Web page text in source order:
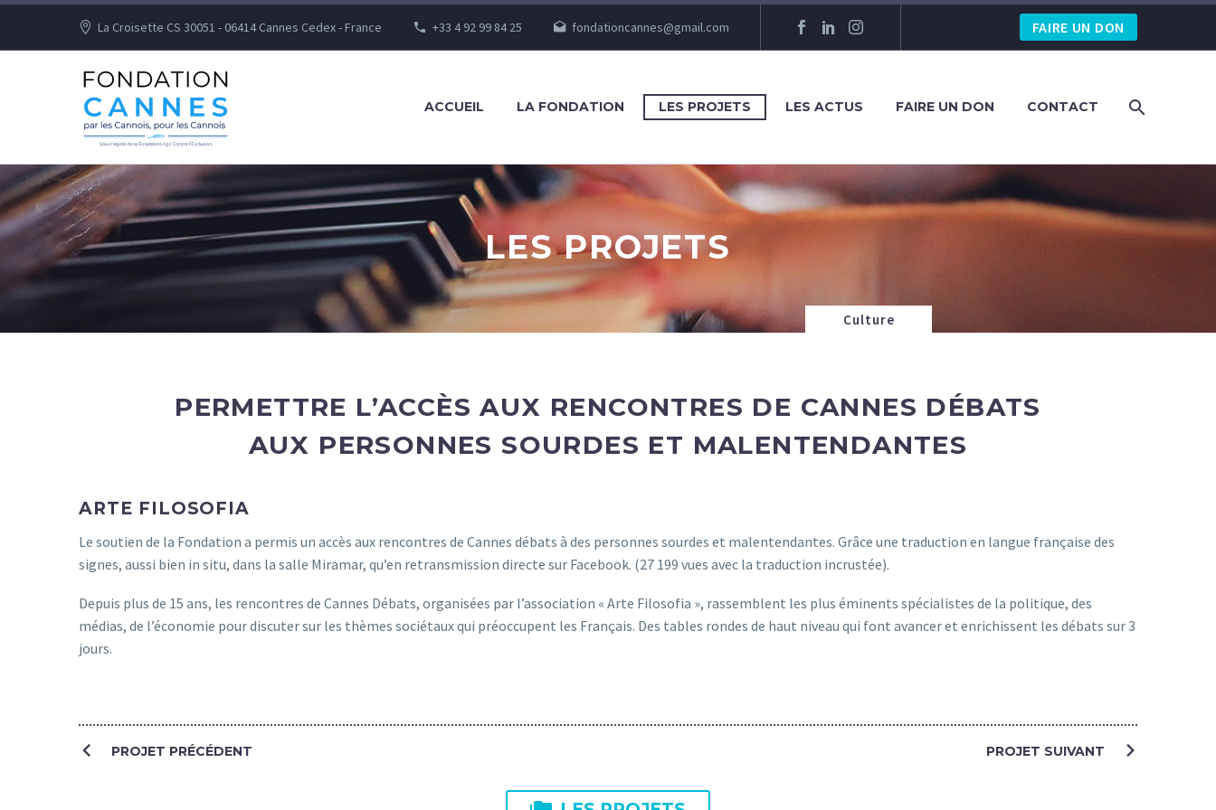
La Croisette CS 30051 - 06414 Cannes Cedex - France +33 4 92 99 84 25 fondationcannes@gmail.com FAIRE UN DON
ACCUEIL LA FONDATION LES PROJETS LES ACTUS FAIRE UN DON CONTACT
LES PROJETS
Culture
PERMETTRE L’ACCÈS AUX RENCONTRES DE CANNES DÉBATS
AUX PERSONNES SOURDES ET MALENTENDANTES
ARTE FILOSOFIA
Le soutien de la Fondation a permis un accès aux rencontres de Cannes débats à des personnes sourdes et malentendantes. Grâce une traduction en langue française des
signes, aussi bien in situ, dans la salle Miramar, qu’en retransmission directe sur Facebook. (27 199 vues avec la traduction incrustée).
Depuis plus de 15 ans, les rencontres de Cannes Débats, organisées par l’association « Arte Filosofia », rassemblent les plus éminents spécialistes de la politique, des
médias, de l’économie pour discuter sur les thèmes sociétaux qui préoccupent les Français. Des tables rondes de haut niveau qui font avancer et enrichissent les débats sur 3
jours.
NAVIGATION
PROJET PRÉCÉDENT PROJET SUIVANT